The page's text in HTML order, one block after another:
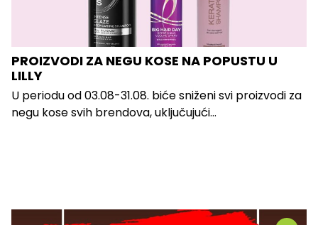
PROIZVODI ZA NEGU KOSE NA POPUSTU U
LILLY
U periodu od 03.08-31.08. biće sniženi svi proizvodi za
negu kose svih brendova, uključujući...